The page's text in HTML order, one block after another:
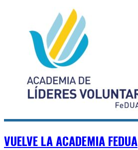
VUELVE LA ACADEMIA FEDUA